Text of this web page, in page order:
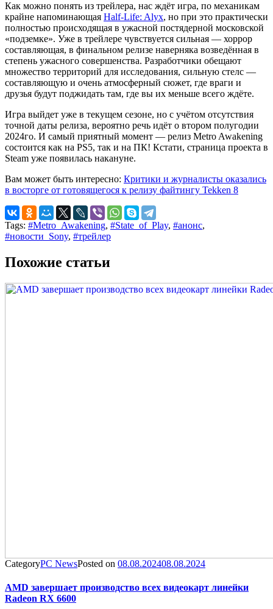
Как можно понять из трейлера, нас ждёт игра, по механикам
крайне напоминающая Half-Life: Alyx, но при это практически
полностью происходящая в ужасной постядерной московской
«подземке». Уже в трейлере чувствуется сильная — хоррор
составляющая, в финальном релизе наверняка возведённая в
степень ужасного совершенства. Разработчики обещают
множество территорий для исследования, сильную стелс —
составляющую и очень атмосферный сюжет, где враги и
друзья будут поджидать там, где вы их меньше всего ждёте.
Игра выйдет уже в текущем сезоне, но с учётом отсутствия
точной даты релиза, вероятно речь идёт о втором полугодии
2024го. И самый приятный момент — релиз Metro Awakening
состоится как на PS5, так и на ПК! Кстати, страница проекта в
Steam уже появилась накануне.
Вам может быть интересно: Критики и журналисты оказались
в восторге от готовящегося к релизу файтингу Tekken 8
Tags: #Metro_Awakening, #State_of_Play, #анонс,
#новости_Sony, #трейлер
Похожие статьи
CategoryPC NewsPosted on 08.08.202408.08.2024
AMD завершает производство всех видеокарт линейки
Radeon RX 6600